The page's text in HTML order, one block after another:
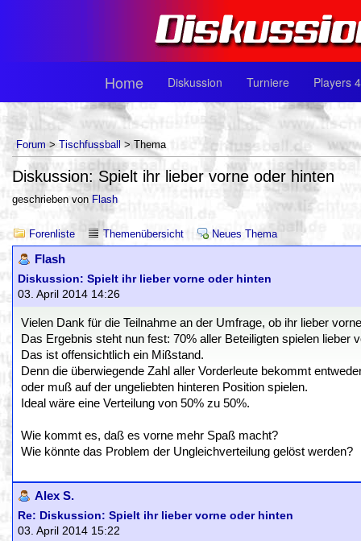
Home Diskussion Turniere Players
Forum > Tischfussball > Thema
Diskussion: Spielt ihr lieber vorne oder hinten
geschrieben von Flash
Forenliste Themenübersicht Neues Thema
Flash
Diskussion: Spielt ihr lieber vorne oder hinten
03. April 2014 14:26
Vielen Dank für die Teilnahme an der Umfrage, ob ihr lieber
Das Ergebnis steht nun fest: 70% aller Beteiligten spielen lieber
Das ist offensichtlich ein Mißstand.
Denn die überwiegende Zahl aller Vorderleute bekommt
oder muß auf der ungeliebten hinteren Position spielen.
Ideal wäre eine Verteilung von 50% zu 50%.
Wie kommt es, daß es vorne mehr Spaß macht?
Wie könnte das Problem der Ungleichverteilung gelöst werden?
Alex S.
Re: Diskussion: Spielt ihr lieber vorne oder hinten
03. April 2014 15:22